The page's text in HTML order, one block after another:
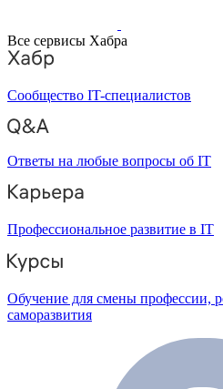
Все сервисы Хабра
Сообщество IT-специалистов
Ответы на любые вопросы об IT
Профессиональное развитие в IT
Обучение для смены профессии,
саморазвития